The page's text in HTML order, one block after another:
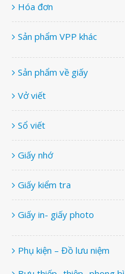
Hóa đơn
Sản phẩm VPP khác
Sản phẩm về giấy
Vở viết
Sổ viết
Giấy nhớ
Giấy kiểm tra
Giấy in- giấy photo
Phụ kiện – Đồ lưu niệm